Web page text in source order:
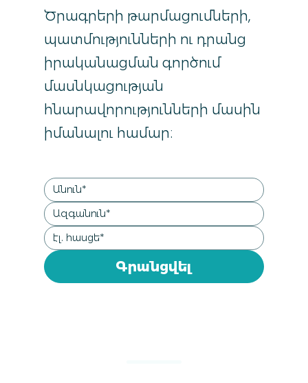
Գրանցվել
Ծրագրերի թարմացումների,
պատմությունների ու դրանց
իրականացման գործում
մասնկացության
հնարավորությունների մասին
իմանալու համար։